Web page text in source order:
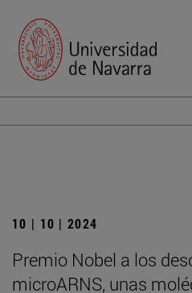
10 | 10 | 2024
Premio Nobel a los
microARNS, unas